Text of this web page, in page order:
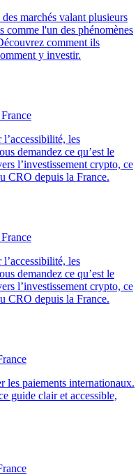
marchés valant plusieurs
comme l'un des phénomènes
comment ils
y investir.
les
demandez ce qu’est le
l’investissement crypto, ce
CRO depuis la France.
les
demandez ce qu’est le
l’investissement crypto, ce
CRO depuis la France.
paiements internationaux.
guide clair et accessible,